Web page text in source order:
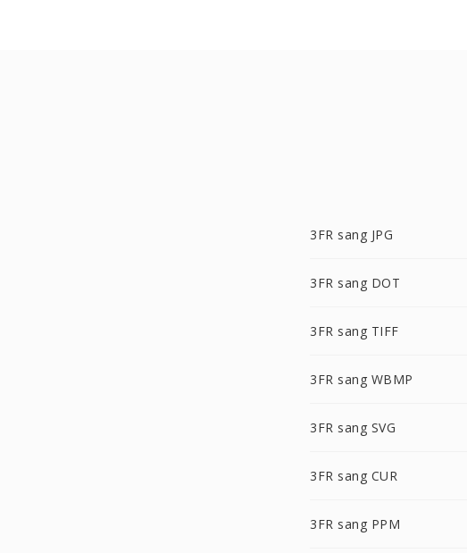
3FR sang JPG
3FR sang DOT
3FR sang TIFF
3FR sang WBMP
3FR sang SVG
3FR sang CUR
3FR sang PPM